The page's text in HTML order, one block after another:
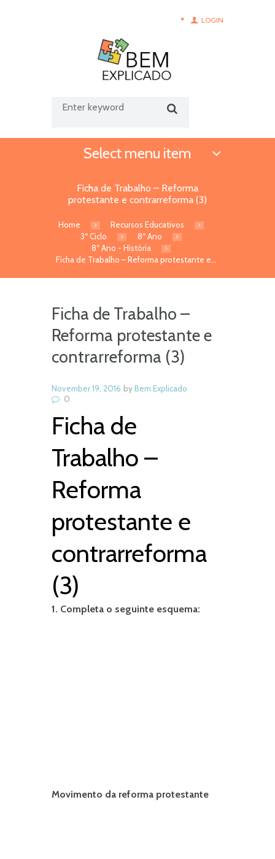
LOGIN
Select menu item
Ficha de Trabalho – Reforma
protestante e contrarreforma (3)
Home
Recursos Educativos
3º Ciclo
8º Ano
8º Ano - História
Ficha de Trabalho – Reforma protestante e...
Ficha de Trabalho –
Reforma protestante e
contrarreforma (3)
November 19, 2016 byBem Explicado
0
Ficha de
Trabalho –
Reforma
protestante e
contrarreforma
(3)
1. Completa o seguinte esquema:
Movimento da reforma protestante